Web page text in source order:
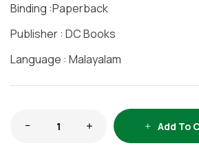
Binding :Paperback
Publisher : DC Books
Language : Malayalam
Add To